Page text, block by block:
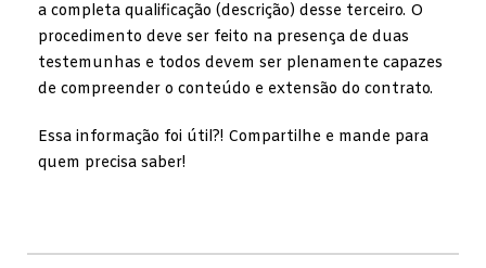
a completa qualificação (descrição) desse terceiro. O
procedimento deve ser feito na presença de duas
testemunhas e todos devem ser plenamente capazes
de compreender o conteúdo e extensão do contrato.
Essa informação foi útil?! Compartilhe e mande para
quem precisa saber!